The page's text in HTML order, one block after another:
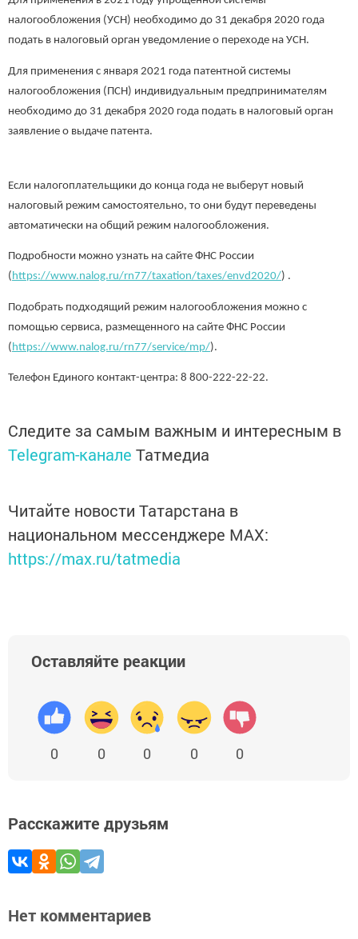
налогообложения (УСН) необходимо до 31 декабря 2020 года
подать в налоговый орган уведомление о переходе на УСН.
Для применения с января 2021 года патентной системы
налогообложения (ПСН) индивидуальным предпринимателям
необходимо до 31 декабря 2020 года подать в налоговый орган
заявление о выдаче патента.
Если налогоплательщики до конца года не выберут новый
налоговый режим самостоятельно, то они будут переведены
автоматически на общий режим налогообложения.
Подробности можно узнать на сайте ФНС России
(https://www.nalog.ru/rn77/taxation/taxes/envd2020/) .
Подобрать подходящий режим налогообложения можно с
помощью сервиса, размещенного на сайте ФНС России
( https://www.nalog.ru/rn77/service/mp/).
Телефон Единого контакт-центра: 8 800-222-22-22.
Следите за самым важным и интересным в
Telegram-канале Татмедиа
Читайте новости Татарстана в
национальном мессенджере MАХ:
https://max.ru/tatmedia
Оставляйте реакции
0 0 0 0 0
Расскажите друзьям
Нет комментариев